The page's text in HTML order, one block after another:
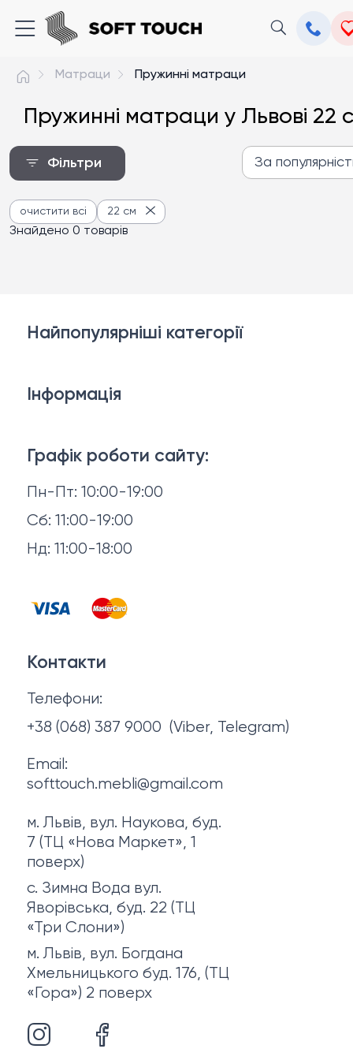
Матраци Пружинні матраци
Пружинні матраци у Львові 22
Фільтри За
Знайдено 0 товарів
очистити всі 22 см
Графік роботи сайту:
Пн-Пт: 10:00-19:00
Сб: 11:00-19:00
Нд: 11:00-18:00
Найпопулярніші категорії
Матраци
Аксесуари для сну
Тумби та комоди
Інформація
Повернення й обмін
Відгуки
Контакти
Політика конфіденційності
Контакти
Телефони:
+38 (068) 387 9000 (Viber, Telegram)
Email:
softtouch.mebli@gmail.com
м. Львів, вул. Наукова, буд.
7 (ТЦ «Нова Маркет», 1
поверх)
с. Зимна Вода вул.
Яворівська, буд. 22 (ТЦ
«Три Слони»)
м. Львів, вул. Богдана
Хмельницького буд. 176, (ТЦ
«Гора») 2 поверх